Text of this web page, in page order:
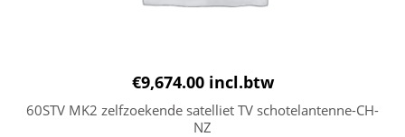
€9,674.00 incl.btw
60STV MK2 zelfzoekende satelliet TV schotelantenne-CH-
NZ